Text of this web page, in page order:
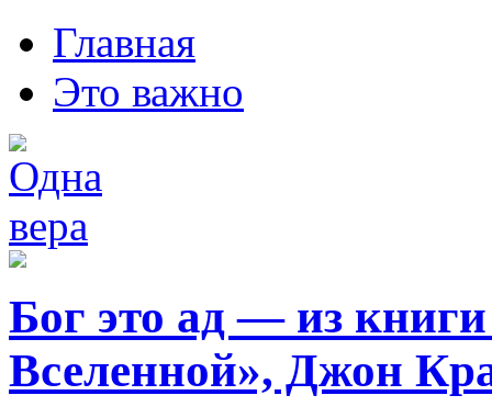
Главная
Это важно
Бог это ад — из
Вселенной», Джон